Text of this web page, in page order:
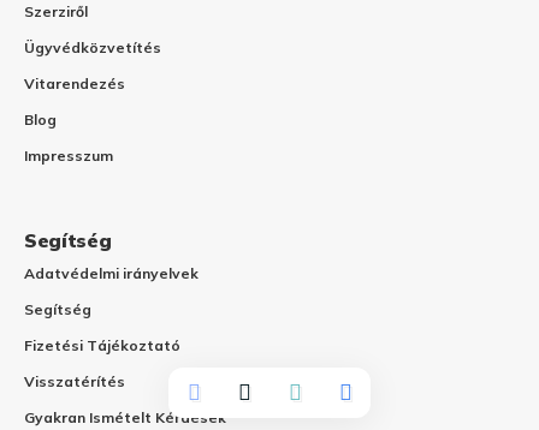
Szerziről
Ügyvédközvetítés
Vitarendezés
Blog
Impresszum
Segítség
Adatvédelmi irányelvek
Segítség
Fizetési Tájékoztató
Visszatérítés
Gyakran Ismételt Kérdések